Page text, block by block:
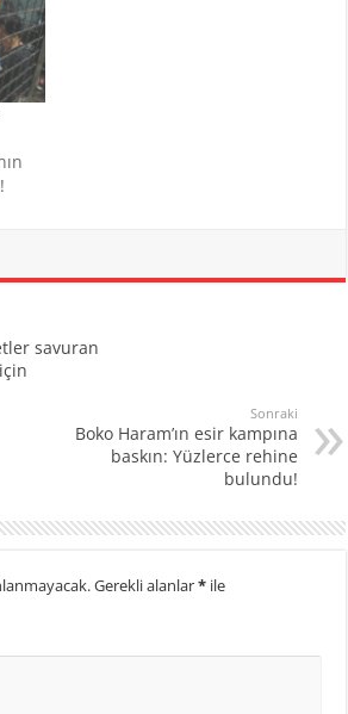
savuran
Sonraki
Boko Haram’ın esir kampına
baskın: Yüzlerce rehine
bulundu!
Gerekli alanlar* ile